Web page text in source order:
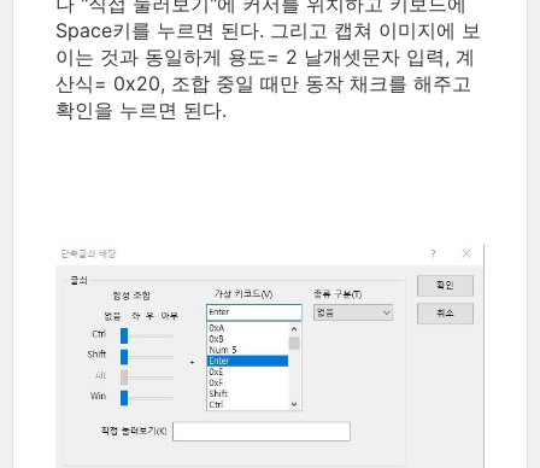
Space키를 누르면 된다. 그리고 캡쳐 이미지에 보
이는 것과 동일하게 용도= 2 날개셋문자 입력, 계
산식= 0x20, 조합 중일 때만 동작 채크를 해주고
확인을 누르면 된다.